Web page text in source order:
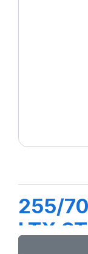
255/
LTX ST